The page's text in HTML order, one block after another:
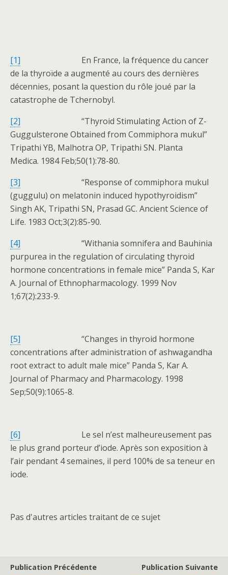
[1] En France, la fréquence du cancer
de la thyroïde a augmenté au cours des dernières
décennies, posant la question du rôle joué par la
catastrophe de Tchernobyl.
[2] “Thyroid Stimulating Action of Z-
Guggulsterone Obtained from Commiphora mukul”
Tripathi YB, Malhotra OP, Tripathi SN. Planta
Medica. 1984 Feb;50(1):78-80.
[3] “Response of commiphora mukul
(guggulu) on melatonin induced hypothyroidism”
Singh AK, Tripathi SN, Prasad GC. Ancient Science of
Life. 1983 Oct;3(2):85-90.
[4] “Withania somnifera and Bauhinia
purpurea in the regulation of circulating thyroid
hormone concentrations in female mice” Panda S, Kar
A. Journal of Ethnopharmacology. 1999 Nov
1;67(2):233-9.
[5] “Changes in thyroid hormone
concentrations after administration of ashwagandha
root extract to adult male mice” Panda S, Kar A.
Journal of Pharmacy and Pharmacology. 1998
Sep;50(9):1065-8.
[6] Le sel n’est malheureusement pas
le plus grand porteur d’iode. Après son exposition à
l’air pendant 4 semaines, il perd 100% de sa teneur en
iode.
Pas d'autres articles traitant de ce sujet
Publication Précédente
Publication Suivante